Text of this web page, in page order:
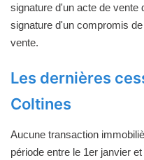
signature d'un acte de vente
signature d'un compromis
vente.
Les dernières
Coltines
Aucune transaction
période entre le 1er janvier